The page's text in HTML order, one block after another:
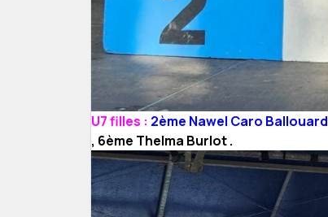
U7 filles : 2ème Nawel Caro Ballouard
, 6ème Thelma Burlot .